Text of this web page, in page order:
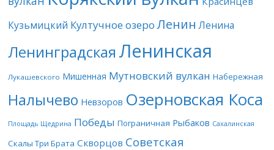
Кузьмицкий Култучное озеро Ленин Ленина
Ленинградская Ленинская
Лукашевского Мишенная Мутновский вулкан Набережная
Налычево Невзоров Озерновская Коса
Площадь Щедрина Победы Пограничная Рыбаков Сахалинская
Скалы Три Брата Скворцов Советская